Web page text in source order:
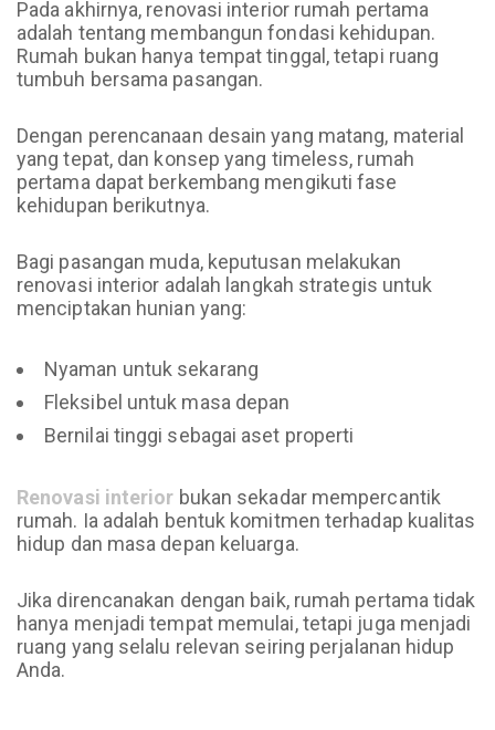
Pada akhirnya, renovasi interior rumah pertama
adalah tentang membangun fondasi kehidupan.
Rumah bukan hanya tempat tinggal, tetapi ruang
tumbuh bersama pasangan.
Dengan perencanaan desain yang matang, material
yang tepat, dan konsep yang timeless, rumah
pertama dapat berkembang mengikuti fase
kehidupan berikutnya.
Bagi pasangan muda, keputusan melakukan
renovasi interior adalah langkah strategis untuk
menciptakan hunian yang:
Nyaman untuk sekarang
Fleksibel untuk masa depan
Bernilai tinggi sebagai aset properti
Renovasi interior bukan sekadar mempercantik
rumah. Ia adalah bentuk komitmen terhadap kualitas
hidup dan masa depan keluarga.
Jika direncanakan dengan baik, rumah pertama tidak
hanya menjadi tempat memulai, tetapi juga menjadi
ruang yang selalu relevan seiring perjalanan hidup
Anda.